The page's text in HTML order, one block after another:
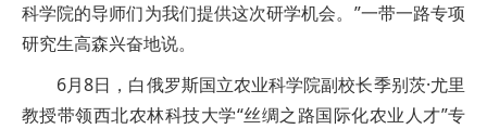
科学院的导师们为我们提供这次研学机会。”一带一路专项
研究生高森兴奋地说。
6月8日，白俄罗斯国立农业科学院副校长季别茨·尤里
教授带领西北农林科技大学“丝绸之路国际化农业人才”专